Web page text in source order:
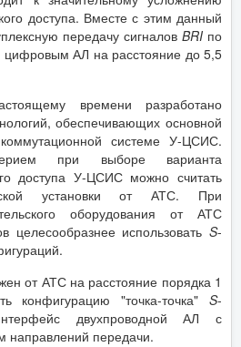
доступа. Вместе с этим данный
передачу сигналов BRI по
АЛ на расстояние до 5,5
времени разработано
обеспечивающих основной
системе У-ЦСИС.
при выборе варианта
доступа У-ЦСИС можно считать
установки от АТС. При
оборудования от АТС
целесообразнее использовать S-
от АТС на расстояние порядка 1
конфигурацию "точка-точка" S-
двухпроводной АЛ с
направлений передачи.